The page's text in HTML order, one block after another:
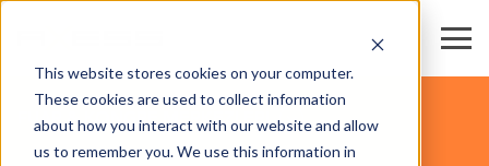
This website stores cookies on your computer.
These cookies are used to collect information
about how you interact with our website and allow
us to remember you. We use this information in
FUAR & KONGRE MERKEZLERİ